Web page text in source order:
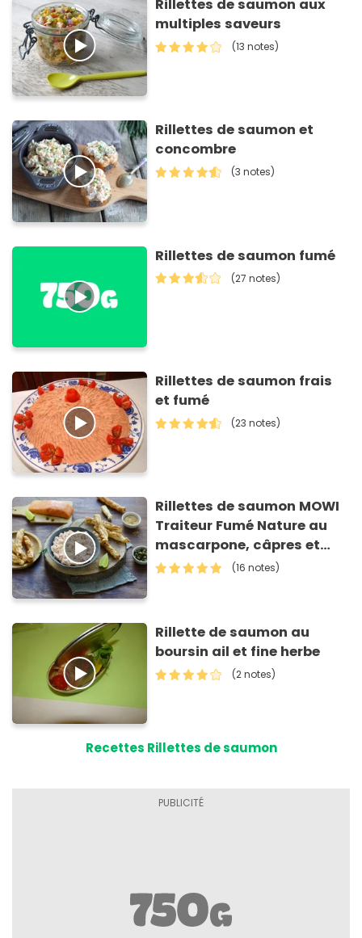
Rillettes de saumon aux
multiples saveurs
(13 notes)
Rillettes de saumon et
concombre
(3 notes)
Rillettes de saumon fumé
(27 notes)
Rillettes de saumon frais
et fumé
(23 notes)
Rillettes de saumon MOWI
Traiteur Fumé Nature au
mascarpone, câpres et
citron vert et feuilletés aux
(16 notes)
Rillette de saumon au
boursin ail et fine herbe
(2 notes)
Recettes Rillettes de saumon